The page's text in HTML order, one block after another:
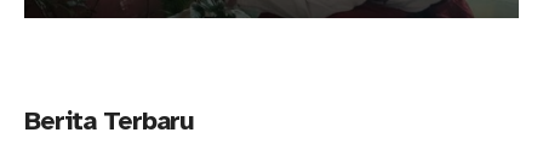
Berita Terbaru